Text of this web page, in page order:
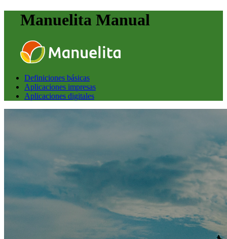
Manuelita Manual
Definiciones básicas
Aplicaciones impresas
Aplicaciones digitales